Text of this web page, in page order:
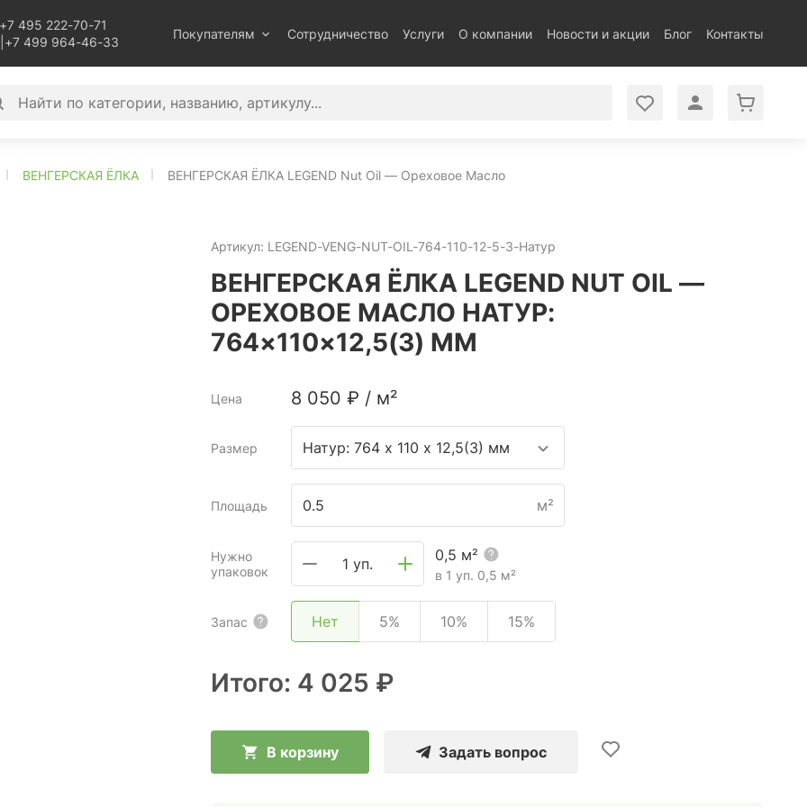
+7 495 222-70-71
+7 499 964-46-33
Покупателям Сотрудничество Услуги О компании Новости и акции Блог Контакты
ВЕНГЕРСКАЯ ЁЛКА ВЕНГЕРСКАЯ ЁЛКА LEGEND Nut Oil — Ореховое Масло
Артикул: LEGEND-VENG-NUT-OIL-764-110-12-5-3-Натур
ВЕНГЕРСКАЯ ЁЛКА LEGEND NUT OIL —
ОРЕХОВОЕ МАСЛО НАТУР:
764×110×12,5(3) ММ
Цена 8 050 ₽ / м²
Размер Натур: 764 х 110 х 12,5(3) мм
Площадь м²
Нужно
упаковок
1 уп.
0,5 м²
в 1 уп. 0,5 м²
Запас Нет 5% 10% 15%
Итого: 4 025 ₽
В корзину Задать вопрос